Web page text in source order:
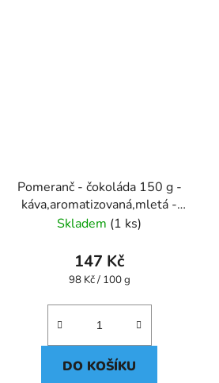
Pomeranč - čokoláda 150 g -
káva,aromatizovaná,mletá -
Oxalis
Skladem (1 ks)
147 Kč
Měrná
98 Kč / 100 g
DO KOŠÍKU